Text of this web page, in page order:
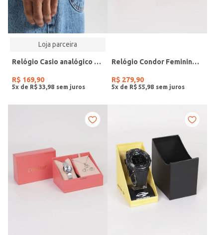
Loja parceira
Relógio Casio analógico MW-240-4BVDF-SC
R$ 169,90
5x de R$ 33 98
Relógio Condor Feminino DOURADO
R$ 279,90
5x de R$ 55 98